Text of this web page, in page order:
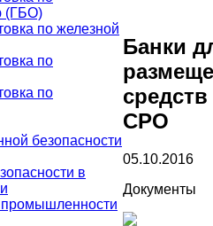
(ГБО)
по железной
по
по
безопасности
в
Банки
средств
СРО
05.10.2016
Документы